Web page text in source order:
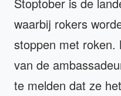
waarbij rokers
stoppen met roken.
van de
te melden dat ze